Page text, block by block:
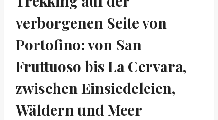
verborgenen Seite von
Portofino: von San
Fruttuoso bis La Cervara,
zwischen Einsiedeleien,
Wäldern und Meer